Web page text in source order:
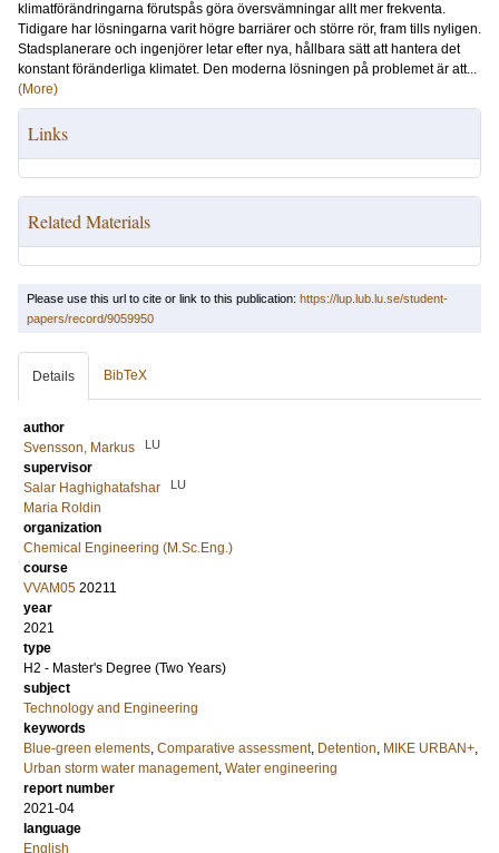
klimatförändringarna förutspås göra översvämningar allt mer frekventa.
Tidigare har lösningarna varit högre barriärer och större rör, fram tills nyligen.
Stadsplanerare och ingenjörer letar efter nya, hållbara sätt att hantera det
konstant föränderliga klimatet. Den moderna lösningen på problemet är att...
(More)
Links
Related Materials
Please use this url to cite or link to this publication: https://lup.lub.lu.se/student-
papers/record/9059950
Details BibTeX
author
Svensson, Markus
LU
supervisor
Salar Haghighatafshar
LU
Maria Roldin
organization
Chemical Engineering (M.Sc.Eng.)
course
VVAM05 20211
year
2021
type
H2 - Master's Degree (Two Years)
subject
Technology and Engineering
keywords
Blue-green elements, Comparative assessment, Detention, MIKE URBAN+,
Urban storm water management, Water engineering
report number
2021-04
language
English